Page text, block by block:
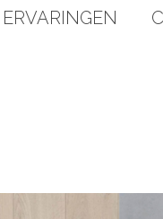
ERVARINGEN